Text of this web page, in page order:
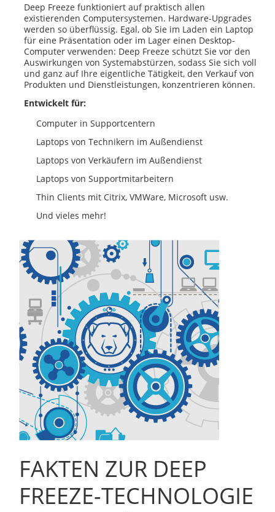
Deep Freeze funktioniert auf praktisch allen
existierenden Computersystemen. Hardware-Upgrades
werden so überflüssig. Egal, ob Sie im Laden ein Laptop
für eine Präsentation oder im Lager einen Desktop-
Computer verwenden: Deep Freeze schützt Sie vor den
Auswirkungen von Systemabstürzen, sodass Sie sich voll
und ganz auf Ihre eigentliche Tätigkeit, den Verkauf von
Produkten und Dienstleistungen, konzentrieren können.
Entwickelt für:
Computer in Supportcentern
Laptops von Technikern im Außendienst
Laptops von Verkäufern im Außendienst
Laptops von Supportmitarbeitern
Thin Clients mit Citrix, VMWare, Microsoft usw.
Und vieles mehr!
FAKTEN ZUR DEEP
FREEZE-TECHNOLOGIE